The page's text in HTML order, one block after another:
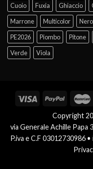
Cuoio
Fuxia Ghiaccio
Marrone
Multicolor Nero
PE2026
Piombo Pitone
Verde
Viola
Copyright
via Generale Achille Papa
P.iva e C.F 03012730986 •